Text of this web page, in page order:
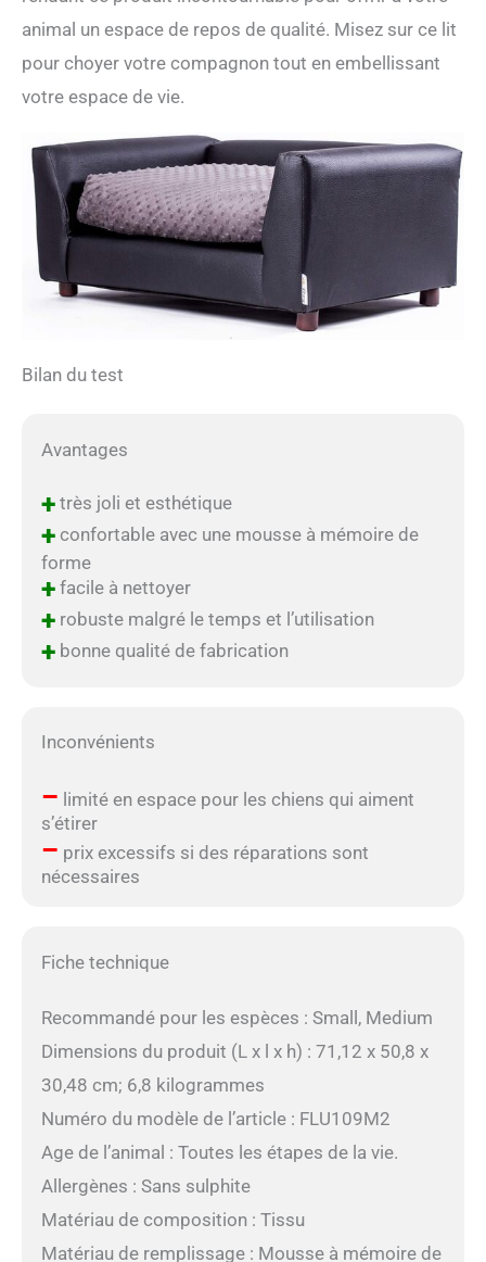
animal un espace de repos de qualité. Misez sur ce lit
pour choyer votre compagnon tout en embellissant
votre espace de vie.
Bilan du test
Avantages
+très joli et esthétique
+confortable avec une mousse à mémoire de
forme
+facile à nettoyer
+robuste malgré le temps et l’utilisation
+bonne qualité de fabrication
Inconvénients
– limité en espace pour les chiens qui aiment
s’étirer
– prix excessifs si des réparations sont
nécessaires
Fiche technique
Recommandé pour les espèces : Small, Medium
Dimensions du produit (L x l x h) : 71,12 x 50,8 x
30,48 cm; 6,8 kilogrammes
Numéro du modèle de l’article : FLU109M2
Age de l’animal : Toutes les étapes de la vie.
Allergènes : Sans sulphite
Matériau de composition : Tissu
Matériau de remplissage : Mousse à mémoire de